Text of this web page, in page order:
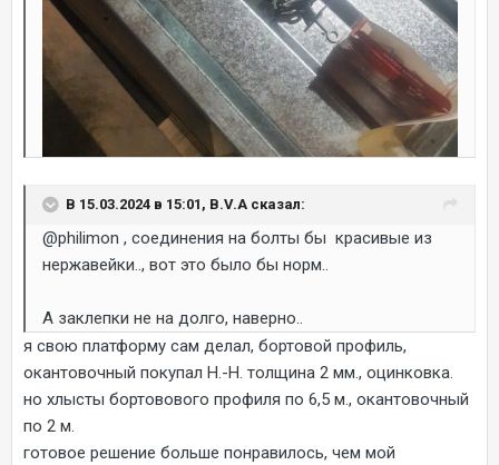
В 15.03.2024 в 15:01, B.V.A сказал:
@philimon , соединения на болты бы красивые из
нержавейки.., вот это было бы норм..
А заклепки не на долго, наверно..
я свою платформу сам делал, бортовой профиль,
окантовочный покупал Н.-Н. толщина 2 мм., оцинковка.
но хлысты бортовового профиля по 6,5 м., окантовочный
по 2 м.
готовое решение больше понравилось, чем мой